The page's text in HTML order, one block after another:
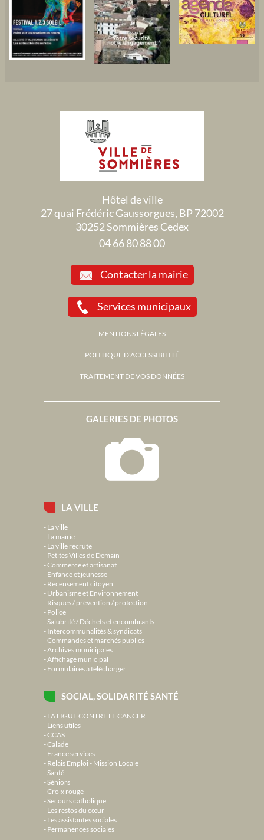
LA VILLE
La ville
La mairie
La ville recrute
Petites Villes de Demain
Commerce et artisanat
Enfance et jeunesse
Recensement citoyen
Urbanisme et Environnement
Risques / prévention / protection
Police
Salubrité / Déchets et encombrants
Intercommunalités & syndicats
Commandes et marchés publics
Archives municipales
Affichage municipal
Formulaires à télécharger
SOCIAL, SOLIDARITÉ SANTÉ
LA LIGUE CONTRE LE CANCER
Liens utiles
CCAS
Calade
France services
Relais Emploi - Mission Locale
Santé
Séniors
Croix rouge
Secours catholique
Les restos du cœur
Les assistantes sociales
Permanences sociales
GALERIES DE PHOTOS
Hôtel de ville
27 quai Frédéric Gaussorgues, BP 72002
30252 Sommières Cedex
04 66 80 88 00
Contacter la mairie
Services municipaux
MENTIONS LÉGALES
POLITIQUE D'ACCESSIBILITÉ
TRAITEMENT DE VOS DONNÉES